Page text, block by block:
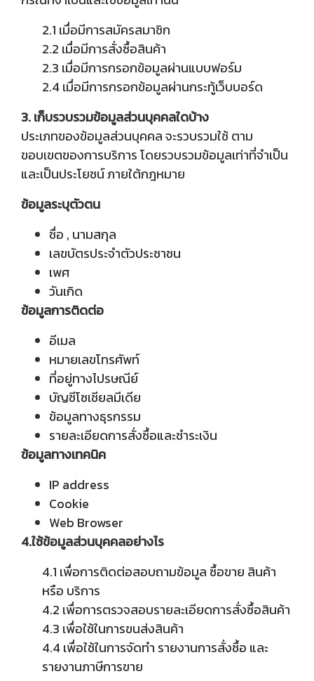
2.1 เมื่อมีการสมัครสมาชิก
2.2 เมื่อมีการสั่งซื้อสินค้า
2.3 เมื่อมีการกรอกข้อมูลผ่านแบบฟอร์ม
2.4 เมื่อมีการกรอกข้อมูลผ่านกระทู้เว็บบอร์ด
3. เก็บรวบรวมข้อมูลส่วนบุคคลใดบ้าง
ประเภทของข้อมูลส่วนบุคคล จะรวบรวมใช้ ตาม
ขอบเขตของการบริการ โดยรวบรวมข้อมูลเท่าที่จำเป็น
และเป็นประโยชน์ ภายใต้กฎหมาย
ข้อมูลระบุตัวตน
ชื่อ , นามสกุล
เลขบัตรประจำตัวประชาชน
เพศ
วันเกิด
ข้อมูลการติดต่อ
อีเมล
หมายเลขโทรศัพท์
ที่อยู่ทางไปรษณีย์
บัญชีโซเชียลมีเดีย
ข้อมูลทางธุรกรรม
รายละเอียดการสั่งซื้อและชำระเงิน
ข้อมูลทางเทคนิค
IP address
Cookie
Web Browser
4.ใช้ข้อมูลส่วนบุคคลอย่างไร
4.1 เพื่อการติดต่อสอบถามข้อมูล ซื้อขาย สินค้า
หรือ บริการ
4.2 เพื่อการตรวจสอบรายละเอียดการสั่งซื้อสินค้า
4.3 เพื่อใช้ในการขนส่งสินค้า
4.4 เพื่อใช้ในการจัดทำ รายงานการสั่งซื้อ และ
รายงานภาษีการขาย